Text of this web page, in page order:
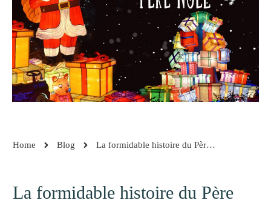
Home Blog La formidable histoire du Père Noël !
La formidable histoire du Père